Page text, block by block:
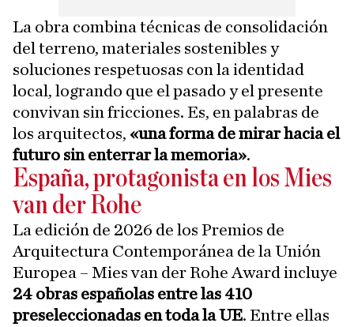
La obra combina técnicas de consolidación
del terreno, materiales sostenibles y
soluciones respetuosas con la identidad
local, logrando que el pasado y el presente
convivan sin fricciones. Es, en palabras de
los arquitectos, «una forma de mirar hacia el
futuro sin enterrar la memoria».
España, protagonista en los Mies
van der Rohe
La edición de 2026 de los Premios de
Arquitectura Contemporánea de la Unión
Europea – Mies van der Rohe Award incluye
24 obras españolas entre las 410
preseleccionadas en toda la UE. Entre ellas